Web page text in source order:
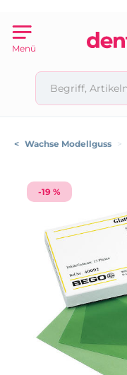
Menü
< Wachse Modellguss >
-19 %